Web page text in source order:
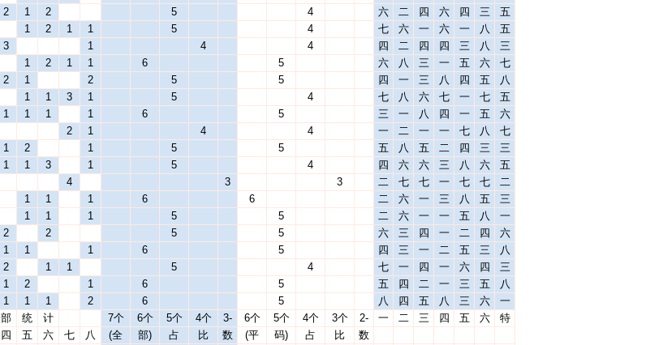
2 1 2 5 4 六 二 四 六 四 三
五
1 2 1 1 5 4 七 六 一 六 一 八
五
3 1 4 4 四 二 四 四 三 八
三
1 2 1 1 6 5 六 八 三 一 五 六
七
2 1 2 5 5 四 一 三 八 四 五
八
1 1 3 1 5 4 七 八 六 七 一 七
五
1 1 1 1 6 5 三 一 八 四 一 五
六
2 1 4 4 一 二 一 一 七 八
七
1 2 1 5 5 五 八 五 二 四 三
三
1 1 3 1 5 4 四 六 六 三 八 六
五
4 3 3 二 七 七 一 七 七
二
1 1 1 6 6 二 六 一 三 八 五
三
1 1 1 5 5 二 六 一 一 五 八
一
2 2 5 5 六 三 四 一 二 四
六
1 1 1 6 5 四 三 一 二 五 三
八
2 1 1 5 4 七 一 四 一 六 四
三
1 2 1 6 5 五 四 二 一 三 五
八
1 1 1 2 6 5 八 四 五 八 三 六
一
部 统 计 7个 6个 5个 4个 3- 6个 5个 4个 3个 2- 一 二 三 四 五 六
特
四 五 六 七 八 (全 部) 占 比 数 (平 码) 占 比 数